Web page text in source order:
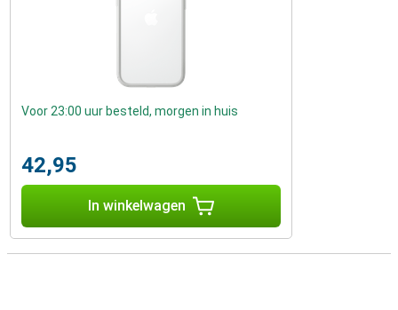
Voor 23:00 uur besteld, morgen in huis
42,95
In winkelwagen